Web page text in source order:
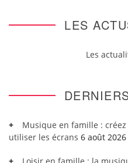
LES
Les
Musique en famille :
utiliser les écrans 6 août 2026